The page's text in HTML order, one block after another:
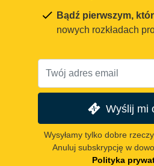
Bądź pierwszym,
nowych rozkładach
Wyślij mi
Wysyłamy tylko dobre
Anuluj subskrypcję w
Polityka